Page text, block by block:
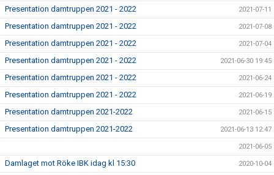
Presentation damtruppen 2021 - 2022 2021-07-11
Presentation damtruppen 2021 - 2022 2021-07-08
Presentation damtruppen 2021 - 2022 2021-07-04
Presentation damtruppen 2021 - 2022 2021-06-30 19:45
Presentation damtruppen 2021 - 2022 2021-06-24
Presentation damtruppen 2021 - 2022 2021-06-19
Presentation damtruppen 2021-2022 2021-06-15
Presentation damtruppen 2021-2022 2021-06-13 12:47
2021-06-05
Damlaget mot Röke IBK idag kl 15:30 2020-10-04